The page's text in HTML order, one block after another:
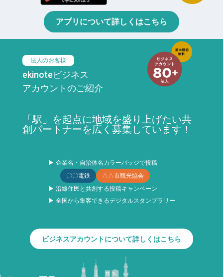
アプリについて詳しくはこちら
法人のお客様
ekinoteビジネス
アカウントのご紹介
「駅」を起点に地域を盛り上げたい共
創パートナーを広く募集しています！
▶ 企業名・自治体名カラーバッジで投稿
〇〇電鉄
△△市観光協会
▶ 沿線住民と共創する投稿キャンペーン
▶ 全国から集客できるデジタルスタンプラリー
ビジネスアカウントについて詳しくはこちら